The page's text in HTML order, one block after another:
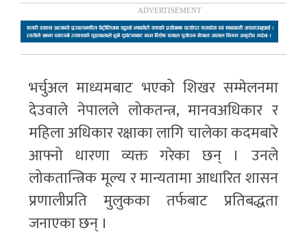
भर्चुअल माध्यमबाट भएको शिखर सम्मेलनमा
देउवाले नेपालले लोकतन्त्र, मानवअधिकार र
महिला अधिकार रक्षाका लागि चालेका कदमबारे
आफ्नो धारणा व्यक्त गरेका छन् । उनले
लोकतान्त्रिक मूल्य र मान्यतामा आधारित शासन
प्रणालीप्रति मुलुकका तर्फबाट प्रतिबद्धता
जनाएका छन् ।